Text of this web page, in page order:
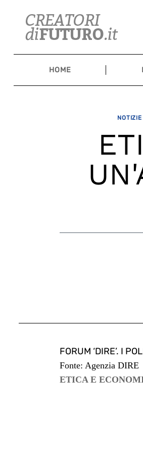
content
HOME
FORUM ‘DIRE’. I
Fonte: Agenzia DIRE
ETICA E